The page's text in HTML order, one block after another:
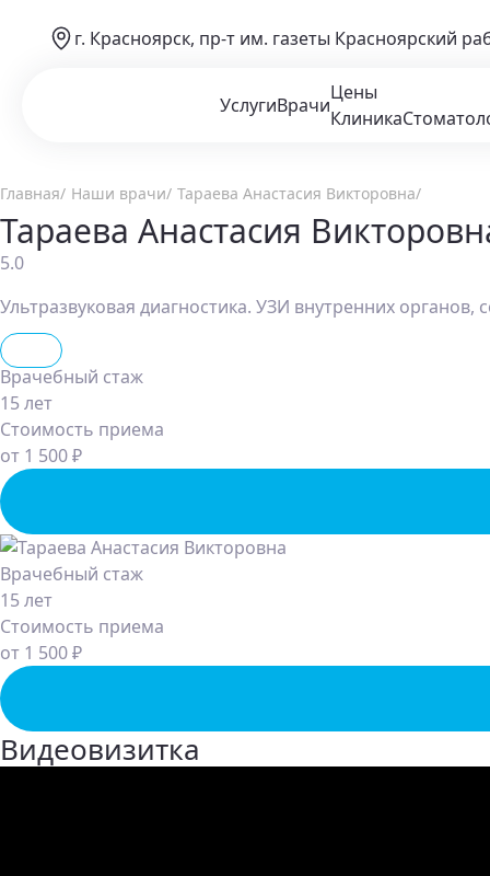
г. Красноярск, пр-т им. газеты Красноярский
УслугиВрачи
Цены
Клиника
Главная Наши врачи Тараева Анастасия Викторовна
Тараева Анастасия
5.0
Ультразвуковая диагностика. УЗИ внутренних органов,
Врачебный стаж
15 лет
Стоимость приема
от 1 500 ₽
Врачебный стаж
15 лет
Стоимость приема
от 1 500 ₽
Видеовизитка